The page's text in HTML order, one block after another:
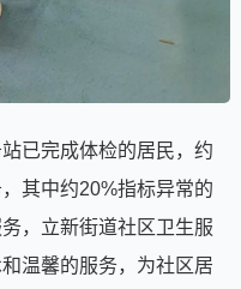
已完成体检的居民，约
其中约20%指标异常的
，立新街道社区卫生服
温馨的服务，为社区居